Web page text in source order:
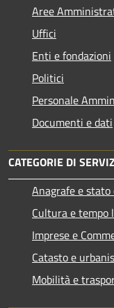
Aree
Uffici
Enti e fondazioni
Politici
Personale
Documenti e dati
CATEGORIE DI
Anagrafe e
Cultura e tempo
Imprese e
Catasto e
Mobilità e